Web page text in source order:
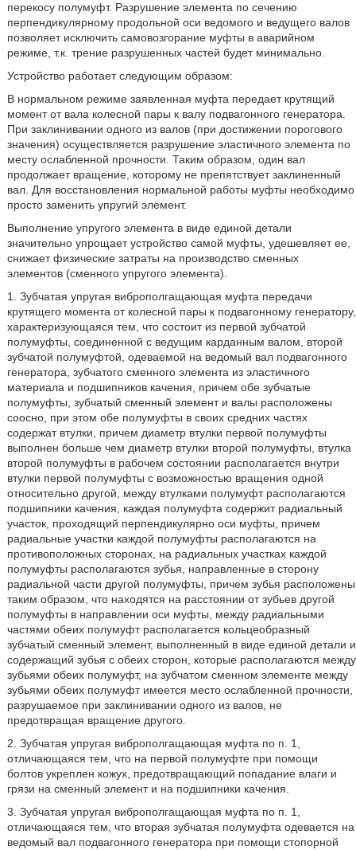
перекосу полумуфт. Разрушение элемента по сечению
перпендикулярному продольной оси ведомого и ведущего валов
позволяет исключить самовозгорание муфты в аварийном
режиме, т.к. трение разрушенных частей будет минимально.
Устройство работает следующим образом:
В нормальном режиме заявленная муфта передает крутящий
момент от вала колесной пары к валу подвагонного генератора.
При заклинивании одного из валов (при достижении порогового
значения) осуществляется разрушение эластичного элемента по
месту ослабленной прочности. Таким образом, один вал
продолжает вращение, которому не препятствует заклиненный
вал. Для восстановления нормальной работы муфты необходимо
просто заменить упругий элемент.
Выполнение упругого элемента в виде единой детали
значительно упрощает устройство самой муфты, удешевляет ее,
снижает физические затраты на производство сменных
элементов (сменного упругого элемента).
1. Зубчатая упругая виброполгащающая муфта передачи
крутящего момента от колесной пары к подвагонному генератору,
характеризующаяся тем, что состоит из первой зубчатой
полумуфты, соединенной с ведущим карданным валом, второй
зубчатой полумуфтой, одеваемой на ведомый вал подвагонного
генератора, зубчатого сменного элемента из эластичного
материала и подшипников качения, причем обе зубчатые
полумуфты, зубчатый сменный элемент и валы расположены
соосно, при этом обе полумуфты в своих средних частях
содержат втулки, причем диаметр втулки первой полумуфты
выполнен больше чем диаметр втулки второй полумуфты, втулка
второй полумуфты в рабочем состоянии располагается внутри
втулки первой полумуфты с возможностью вращения одной
относительно другой, между втулками полумуфт располагаются
подшипники качения, каждая полумуфта содержит радиальный
участок, проходящий перпендикулярно оси муфты, причем
радиальные участки каждой полумуфты располагаются на
противоположных сторонах, на радиальных участках каждой
полумуфты располагаются зубья, направленные в сторону
радиальной части другой полумуфты, причем зубья расположены
таким образом, что находятся на расстоянии от зубьев другой
полумуфты в направлении оси муфты, между радиальными
частями обеих полумуфт располагается кольцеобразный
зубчатый сменный элемент, выполненный в виде единой детали и
содержащий зубья с обеих сторон, которые располагаются между
зубьями обеих полумуфт, на зубчатом сменном элементе между
зубьями обеих полумуфт имеется место ослабленной прочности,
разрушаемое при заклинивании одного из валов, не
предотвращая вращение другого.
2. Зубчатая упругая виброполгащающая муфта по п. 1,
отличающаяся тем, что на первой полумуфте при помощи
болтов укреплен кожух, предотвращающий попадание влаги и
грязи на сменный элемент и на подшипники качения.
3. Зубчатая упругая виброполгащающая муфта по п. 1,
отличающаяся тем, что вторая зубчатая полумуфта одевается на
ведомый вал подвагонного генератора при помощи стопорной